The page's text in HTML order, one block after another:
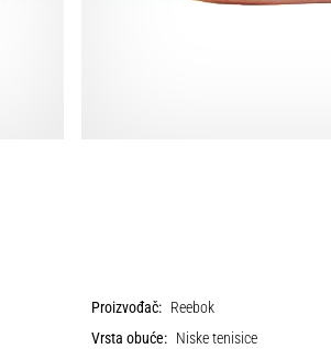
Proizvođač: Reebok
Vrsta obuće: Niske tenisice